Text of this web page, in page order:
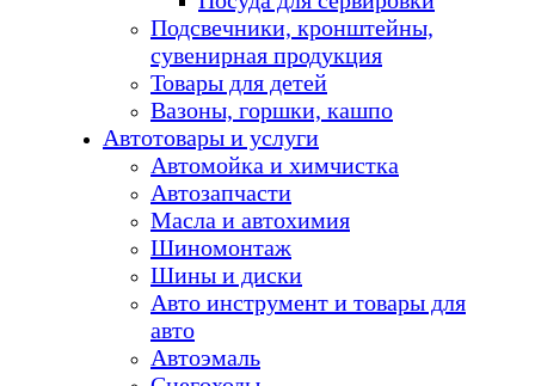
Подсвечники, кронштейны,
сувенирная продукция
Товары для детей
Вазоны, горшки, кашпо
Автотовары и услуги
Автомойка и химчистка
Автозапчасти
Масла и автохимия
Шиномонтаж
Шины и диски
Авто инструмент и товары для
авто
Автоэмаль